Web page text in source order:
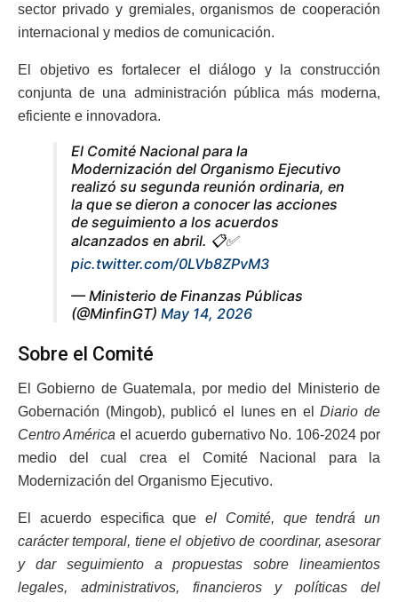
sector privado y gremiales, organismos de cooperación
internacional y medios de comunicación.
El objetivo es fortalecer el diálogo y la construcción
conjunta de una administración pública más moderna,
eficiente e innovadora.
El Comité Nacional para la
Modernización del Organismo Ejecutivo
realizó su segunda reunión ordinaria, en
la que se dieron a conocer las acciones
de seguimiento a los acuerdos
alcanzados en abril. 📋✅
pic.twitter.com/0LVb8ZPvM3
— Ministerio de Finanzas Públicas
(@MinfinGT) May 14, 2026
Sobre el Comité
El Gobierno de Guatemala, por medio del Ministerio de
Gobernación (Mingob), publicó el lunes en elDiario de
Centro América el acuerdo gubernativo No. 106-2024 por
medio del cual crea el Comité Nacional para la
Modernización del Organismo Ejecutivo.
El acuerdo especifica que el Comité, que tendrá un
carácter temporal, tiene el objetivo de coordinar, asesorar
y dar seguimiento a propuestas sobre lineamientos
legales, administrativos, financieros y políticas del